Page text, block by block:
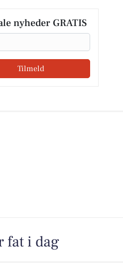
nyheder GRATIS
Tilmeld
fat i dag